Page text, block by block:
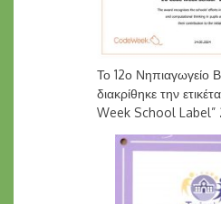
Το 12ο Νηπιαγωγείο
διακρίθηκε την
Week School Label”